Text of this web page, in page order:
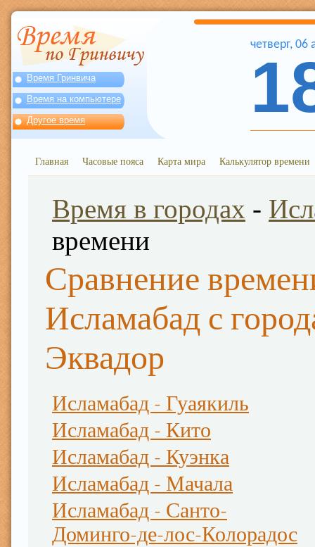
Время Гринвича
Время на компьютере
Другое время
четверг, 06
Главная Часовые пояса Карта мира Калькулятор времени
Время в городах -
времени
Сравнение
Исламабад с
Эквадор
Исламабад - Гуаякиль
Исламабад - Кито
Исламабад - Куэнка
Исламабад - Мачала
Исламабад - Санто-
Доминго-де-лос-Колорадос